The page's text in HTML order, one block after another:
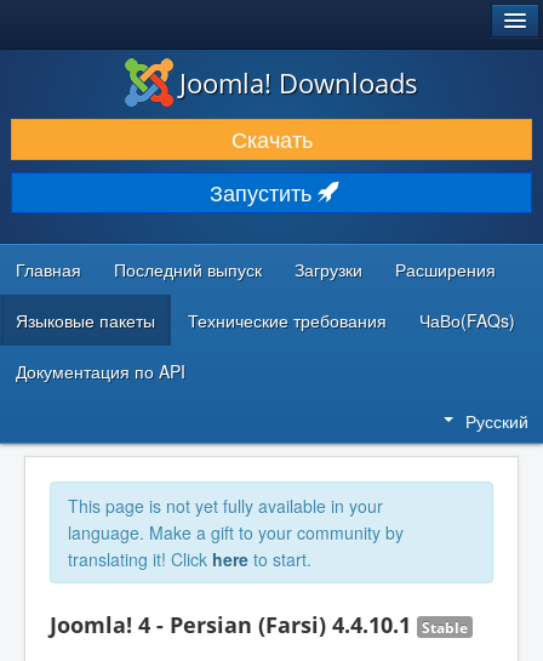
ЗАГРУЗКИ И РАСШИРЕНИЯ
ДОКУМЕНТАЦИЯ И ОБУЧЕНИЕ
СООБЩЕСТВО И ПОДДЕРЖКА
РЕСУРСЫ ДЛЯ РАЗРАБОТЧИКОВ
Joomla! Downloads
Скачать
Запустить
Главная Последний выпуск Загрузки Расширения
Языковые пакеты Технические требования ЧаВо(FAQs)
Документация по API
Русский
This page is not yet fully available in your
language. Make a gift to your community by
translating it! Click here to start.
Joomla! 4 - Persian (Farsi) 4.4.10.1 Stable